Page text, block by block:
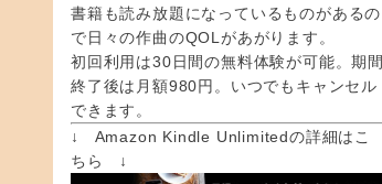
書籍も読み放題になっているものがあるの
で日々の作曲のQOLがあがります。
初回利用は30日間の無料体験が可能。期間
終了後は月額980円。いつでもキャンセル
できます。
↓ Amazon Kindle Unlimitedの詳細はこ
ちら ↓